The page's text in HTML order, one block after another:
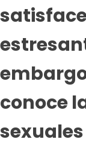
embargo
conoce